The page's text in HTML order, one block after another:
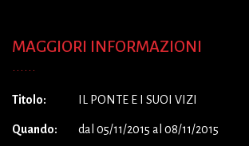
MAGGIORI INFORMAZIONI
Titolo: IL PONTE E I SUOI VIZI
Quando: dal 05/11/2015 al 08/11/2015